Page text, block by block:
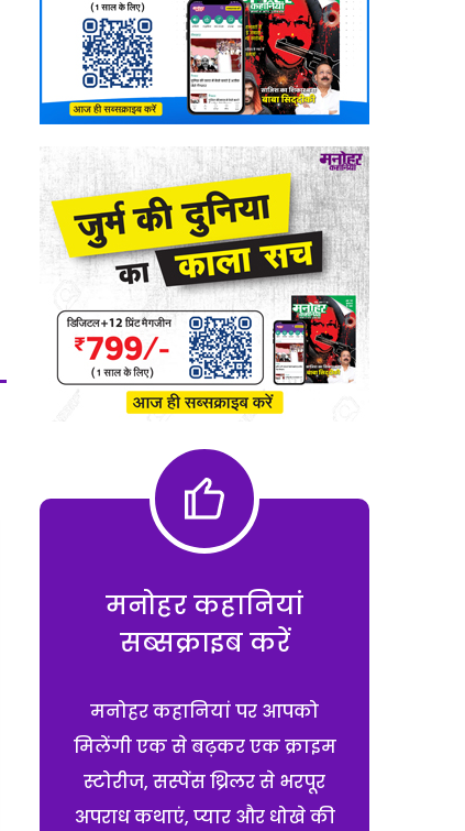
मनोहर कहानियां
सब्सक्राइब करें
मनोहर कहानियां पर आपको
मिलेंगी एक से बढ़कर एक क्राइम
स्टोरीज, सस्पेंस थ्रिलर से भरपूर
अपराध कथाएं, प्यार और धोखे की